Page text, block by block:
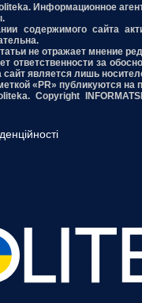
Информационное
содержимого сайта
не отражает мнение
ответственности за
сайт является лишь
«PR» публикуются на
Copyright